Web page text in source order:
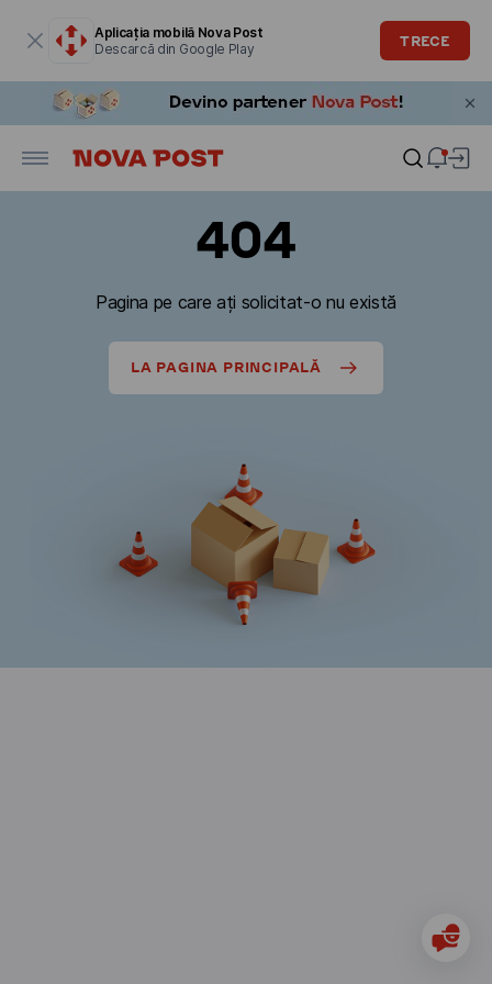
Aplicația mobilă Nova Post
Descarcă din Google Play
TRECE
404
Pagina pe care ați solicitat-o nu există
LA PAGINA PRINCIPALĂ